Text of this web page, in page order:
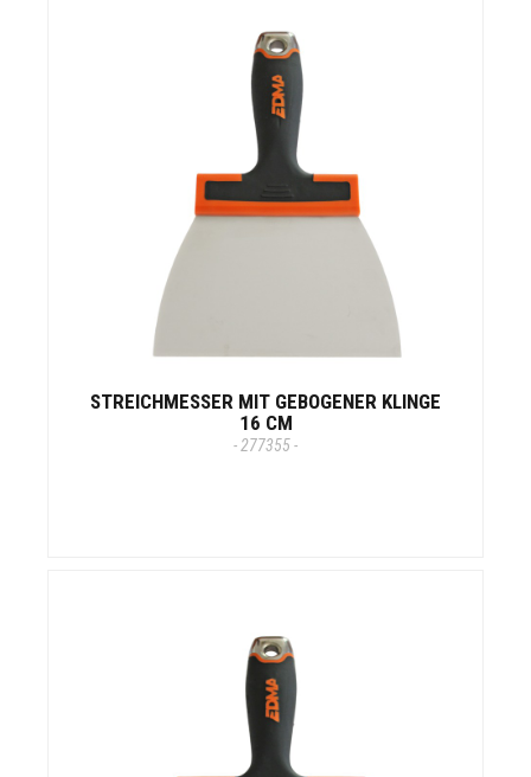
STREICHMESSER MIT GEBOGENER KLINGE
16 CM
- 277355 -